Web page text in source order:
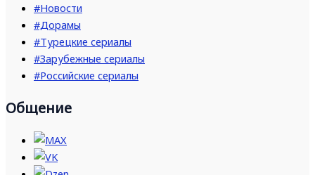
#Новости
#Дорамы
#Турецкие сериалы
#Зарубежные сериалы
#Российские сериалы
Общение